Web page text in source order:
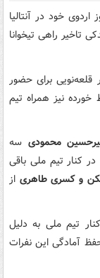
اردوی خود در آنتالیا
تاخیر راهی تیخوانا
شاگردان امیر قلعه‌نویی برای حضور
خط خورده نیز همراه تیم
محمودی سه
کنار تیم ملی باقی
و کسری طاهری از
تیم ملی به دلیل
آمادگی این نفرات